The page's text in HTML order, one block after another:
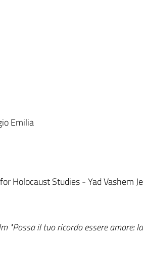
Emilia
Holocaust Studies - Yad Vashem
"Possa il tuo ricordo essere amore: